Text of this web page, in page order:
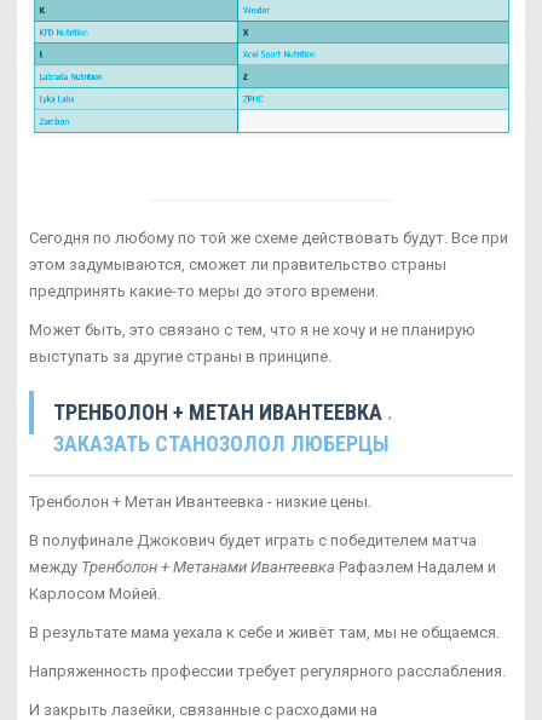
Сегодня по любому по той же схеме действовать будут. Все при
этом задумываются, сможет ли правительство страны
предпринять какие-то меры до этого времени.
Может быть, это связано с тем, что я не хочу и не планирую
выступать за другие страны в принципе.
ТРЕНБОЛОН + МЕТАН ИВАНТЕЕВКА .
ЗАКАЗАТЬ СТАНОЗОЛОЛ ЛЮБЕРЦЫ
Тренболон + Метан Ивантеевка - низкие цены.
В полуфинале Джокович будет играть с победителем матча
между Тренболон + Метанами Ивантеевка Рафаэлем Надалем и
Карлосом Мойей.
В результате мама уехала к себе и живёт там, мы не общаемся.
Напряженность профессии требует регулярного расслабления.
И закрыть лазейки, связанные с расходами на